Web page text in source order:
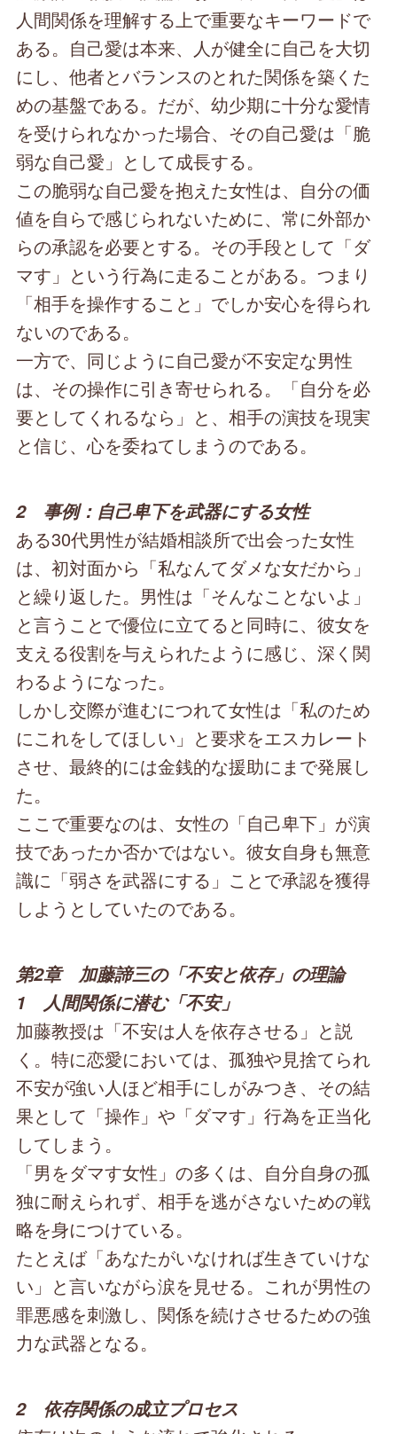
人間関係を理解する上で重要なキーワードで
ある。自己愛は本来、人が健全に自己を大切
にし、他者とバランスのとれた関係を築くた
めの基盤である。だが、幼少期に十分な愛情
を受けられなかった場合、その自己愛は「脆
弱な自己愛」として成長する。
この脆弱な自己愛を抱えた女性は、自分の価
値を自らで感じられないために、常に外部か
らの承認を必要とする。その手段として「ダ
マす」という行為に走ることがある。つまり
「相手を操作すること」でしか安心を得られ
ないのである。
一方で、同じように自己愛が不安定な男性
は、その操作に引き寄せられる。「自分を必
要としてくれるなら」と、相手の演技を現実
と信じ、心を委ねてしまうのである。
2 事例：自己卑下を武器にする女性
ある30代男性が結婚相談所で出会った女性
は、初対面から「私なんてダメな女だから」
と繰り返した。男性は「そんなことないよ」
と言うことで優位に立てると同時に、彼女を
支える役割を与えられたように感じ、深く関
わるようになった。
しかし交際が進むにつれて女性は「私のため
にこれをしてほしい」と要求をエスカレート
させ、最終的には金銭的な援助にまで発展し
た。
ここで重要なのは、女性の「自己卑下」が演
技であったか否かではない。彼女自身も無意
識に「弱さを武器にする」ことで承認を獲得
しようとしていたのである。
第2章 加藤諦三の「不安と依存」の理論
1 人間関係に潜む「不安」
加藤教授は「不安は人を依存させる」と説
く。特に恋愛においては、孤独や見捨てられ
不安が強い人ほど相手にしがみつき、その結
果として「操作」や「ダマす」行為を正当化
してしまう。
「男をダマす女性」の多くは、自分自身の孤
独に耐えられず、相手を逃がさないための戦
略を身につけている。
たとえば「あなたがいなければ生きていけな
い」と言いながら涙を見せる。これが男性の
罪悪感を刺激し、関係を続けさせるための強
力な武器となる。
2 依存関係の成立プロセス